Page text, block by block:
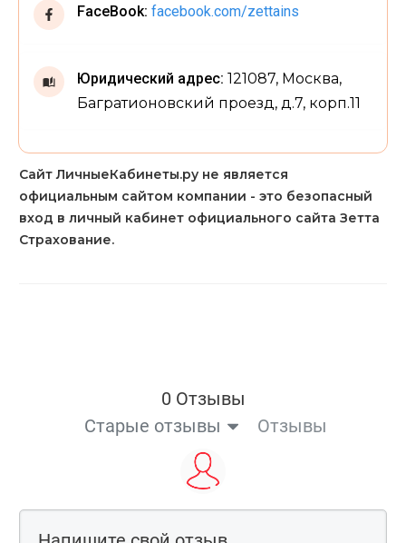
FaceBook: facebook.com/zettains
Юридический адрес: 121087, Москва,
Багратионовский проезд, д.7, корп.11
Сайт ЛичныеКабинеты.ру не является
официальным сайтом компании - это безопасный
вход в личный кабинет официального сайта Зетта
Страхование.
0 Отзывы
Старые отзывы
Отзывы